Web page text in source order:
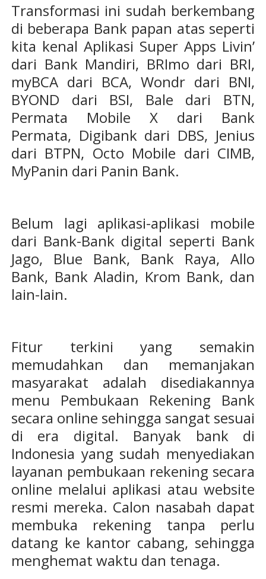
Transformasi ini sudah berkembang
di beberapa Bank papan atas seperti
kita kenal Aplikasi Super Apps Livin’
dari Bank Mandiri, BRImo dari BRI,
myBCA dari BCA, Wondr dari BNI,
BYOND dari BSI, Bale dari BTN,
Permata Mobile X dari Bank
Permata, Digibank dari DBS, Jenius
dari BTPN, Octo Mobile dari CIMB,
MyPanin dari Panin Bank.
Belum lagi aplikasi-aplikasi mobile
dari Bank-Bank digital seperti Bank
Jago, Blue Bank, Bank Raya, Allo
Bank, Bank Aladin, Krom Bank, dan
lain-lain.
Fitur terkini yang semakin
memudahkan dan memanjakan
masyarakat adalah disediakannya
menu Pembukaan Rekening Bank
secara online sehingga sangat sesuai
di era digital. Banyak bank di
Indonesia yang sudah menyediakan
layanan pembukaan rekening secara
online melalui aplikasi atau website
resmi mereka. Calon nasabah dapat
membuka rekening tanpa perlu
datang ke kantor cabang, sehingga
menghemat waktu dan tenaga.